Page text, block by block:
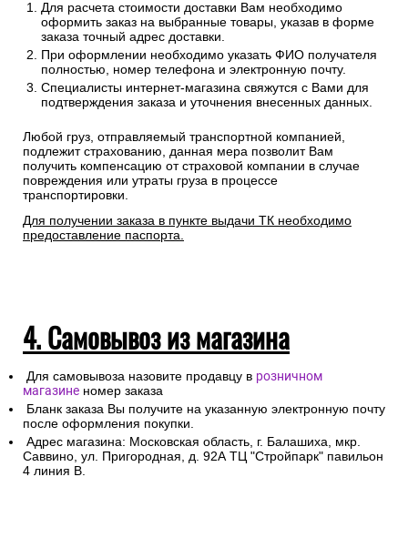
Для расчета стоимости доставки Вам необходимо
оформить заказ на выбранные товары, указав в форме
заказа точный адрес доставки.
При оформлении необходимо указать ФИО получателя
полностью, номер телефона и электронную почту.
Специалисты интернет-магазина свяжутся с Вами для
подтверждения заказа и уточнения внесенных данных.
Любой груз, отправляемый транспортной компанией,
подлежит страхованию, данная мера позволит Вам
получить компенсацию от страховой компании в случае
повреждения или утраты груза в процессе
транспортировки.
Для получении заказа в пункте выдачи ТК необходимо
предоставление паспорта.
4. Самовывоз из магазина
Для самовывоза назовите продавцу в розничном
магазине номер заказа
Бланк заказа Вы получите на указанную электронную почту
после оформления покупки.
Адрес магазина: Московская область, г. Балашиха, мкр.
Саввино, ул. Пригородная, д. 92А ТЦ "Стройпарк" павильон
4 линия В.